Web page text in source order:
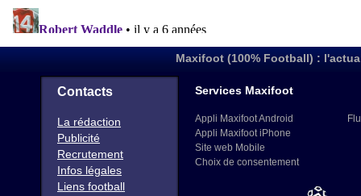
Maxifoot (100% Football) :
Contacts
La rédaction
Publicité
Recrutement
Infos légales
Liens football
Services Maxifoot
Appli Maxifoot Android
Appli Maxifoot iPhone
Site web Mobile
Choix de consentement